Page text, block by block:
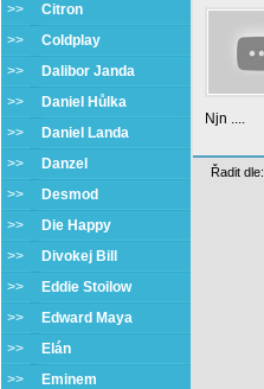
>> Citron
>> Coldplay
>>
Dalibor Janda
>>
Daniel Hůlka
>>
Daniel Landa
>>
Danzel
>>
Desmod
>>
Die Happy
>>
Divokej Bill
>>
Eddie Stoilow
>>
Edward Maya
>>
Elán
>>
Eminem
Njn ....
Řadit dle: